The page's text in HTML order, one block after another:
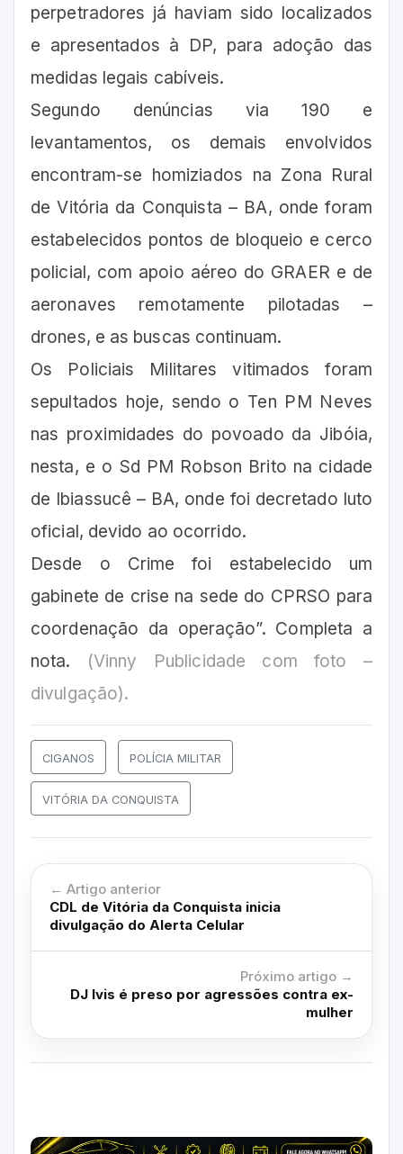
perpetradores já haviam sido localizados
e apresentados à DP, para adoção das
medidas legais cabíveis.
Segundo denúncias via 190 e
levantamentos, os demais envolvidos
encontram-se homiziados na Zona Rural
de Vitória da Conquista – BA, onde foram
estabelecidos pontos de bloqueio e cerco
policial, com apoio aéreo do GRAER e de
aeronaves remotamente pilotadas –
drones, e as buscas continuam.
Os Policiais Militares vitimados foram
sepultados hoje, sendo o Ten PM Neves
nas proximidades do povoado da Jibóia,
nesta, e o Sd PM Robson Brito na cidade
de Ibiassucê – BA, onde foi decretado luto
oficial, devido ao ocorrido.
Desde o Crime foi estabelecido um
gabinete de crise na sede do CPRSO para
coordenação da operação”. Completa a
nota. (Vinny Publicidade com foto –
divulgação).
CIGANOS POLÍCIA MILITAR
VITÓRIA DA CONQUISTA
← Artigo anterior
CDL de Vitória da Conquista inicia
divulgação do Alerta Celular
Próximo artigo →
DJ Ivis é preso por agressões contra ex-
mulher